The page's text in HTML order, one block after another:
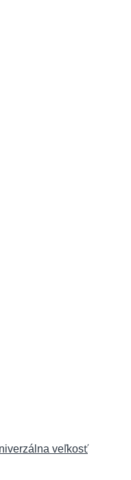
veľkosť